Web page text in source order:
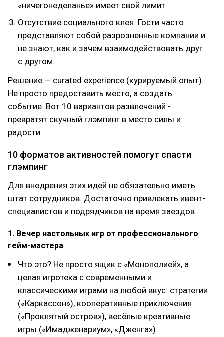
«ничегонеделанье» имеет свой лимит.
Отсутствие социального клея. Гости часто
представляют собой разрозненные компании и
не знают, как и зачем взаимодействовать друг
с другом.
Решение — curated experience (курируемый опыт).
Не просто предоставить место, а создать
событие. Вот 10 вариантов развлечений -
превратят скучный глэмпинг в место силы и
радости.
10 форматов активностей помогут спасти
глэмпинг
Для внедрения этих идей не обязательно иметь
штат сотрудников. Достаточно привлекать ивент-
специалистов и подрядчиков на время заездов.
1. Вечер настольных игр от профессионального
гейм-мастера
Что это? Не просто ящик с «Монополией», а
целая игротека с современными и
классическими играми на любой вкус: стратегии
(«Каркассон»), кооперативные приключения
(«Проклятый остров»), весёлые креативные
игры («Имадженариум», «Дженга»).